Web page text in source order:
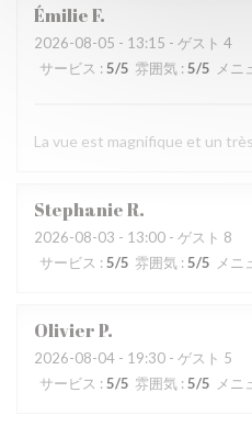
ÉmilieF
2026-08-05 - 13:15 - ゲスト 4
サービス : 5/5 雰囲気 : 5/5 メニ
La vue est magnifique et un
StephanieR
2026-08-03 - 13:00 - ゲスト 8
サービス : 5/5 雰囲気 : 5/5 メニ
OlivierP
2026-08-04 - 19:30 - ゲスト 5
サービス : 5/5 雰囲気 : 5/5 メニ